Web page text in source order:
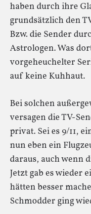
haben durch ihre
grundsätzlich den
Bzw. die Sender
Astrologen. Was
vorgeheuchelter
auf keine Kuhhaut.
Bei solchen
versagen die TV-
privat. Sei es 9/11,
nun eben ein
daraus, auch wenn
Jetzt gab es wieder
hätten besser
Schmodder ging